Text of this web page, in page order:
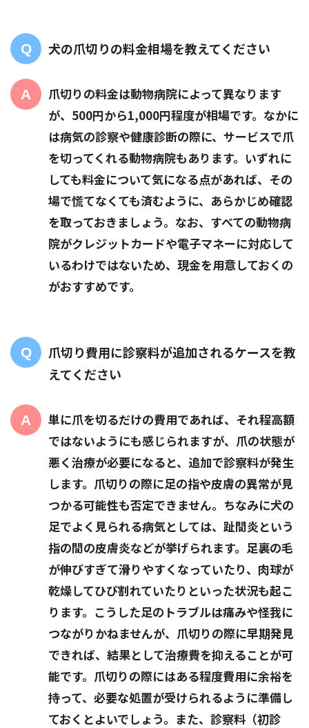
犬の爪切りの料金相場を教えてください
爪切りの料金は動物病院によって異なります
が、500円から1,000円程度が相場です。なかに
は病気の診察や健康診断の際に、サービスで爪
を切ってくれる動物病院もあります。いずれに
しても料金について気になる点があれば、その
場で慌てなくても済むように、あらかじめ確認
を取っておきましょう。なお、すべての動物病
院がクレジットカードや電子マネーに対応して
いるわけではないため、現金を用意しておくの
がおすすめです。
爪切り費用に診察料が追加されるケースを教
えてください
単に爪を切るだけの費用であれば、それ程高額
ではないようにも感じられますが、爪の状態が
悪く治療が必要になると、追加で診察料が発生
します。爪切りの際に足の指や皮膚の異常が見
つかる可能性も否定できません。ちなみに犬の
足でよく見られる病気としては、趾間炎という
指の間の皮膚炎などが挙げられます。足裏の毛
が伸びすぎて滑りやすくなっていたり、肉球が
乾燥してひび割れていたりといった状況も起こ
ります。こうした足のトラブルは痛みや怪我に
つながりかねませんが、爪切りの際に早期発見
できれば、結果として治療費を抑えることが可
能です。爪切りの際にはある程度費用に余裕を
持って、必要な処置が受けられるように準備し
ておくとよいでしょう。また、診察料（初診